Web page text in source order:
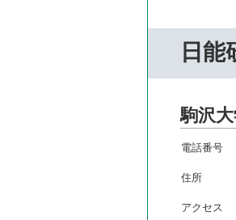
日能
駒沢